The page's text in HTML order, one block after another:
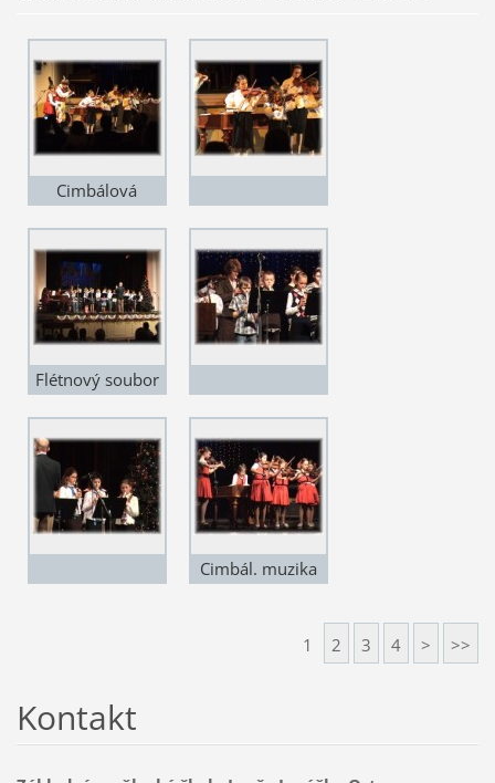
Cimbálová
Flétnový soubor
Cimbál. muzika
1 2 3 4 > >>
Kontakt